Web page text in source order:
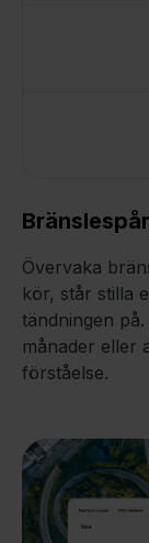
Övervaka
kör, står stilla
tändningen
månader eller
förståelse.